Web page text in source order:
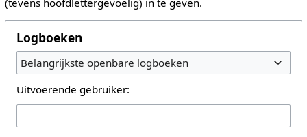
(tevens hoofdlettergevoelig) in te geven.
Logboeken
Belangrijkste openbare logboeken
Uitvoerende gebruiker: